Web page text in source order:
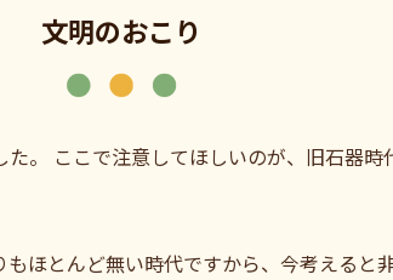
文明のおこり
。 ここで注意してほしいのが、旧石器
ほとんど無い時代ですから、今考えると